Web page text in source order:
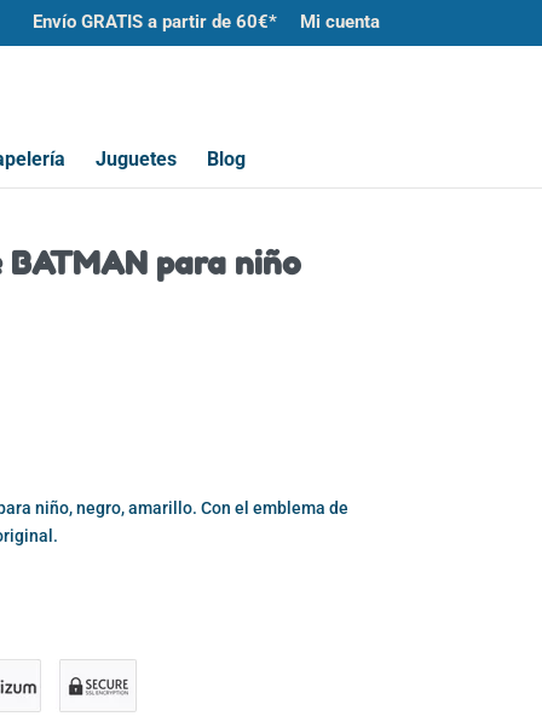
Envío GRATIS a partir de 60€* Mi cuenta
Juguetes Blog
para niño
niño, negro, amarillo. Con el emblema de